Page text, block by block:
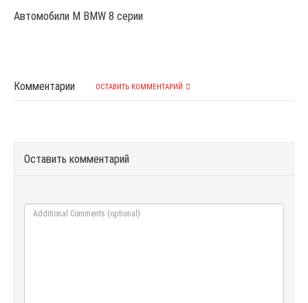
Автомобили M BMW 8 серии
Комментарии ОСТАВИТЬ КОММЕНТАРИЙ
Оставить комментарий